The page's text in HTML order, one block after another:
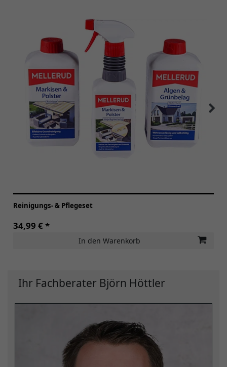
Reinigungs- & Pflegeset
34,99 € *
In den Warenkorb
Ihr Fachberater Björn Höttler